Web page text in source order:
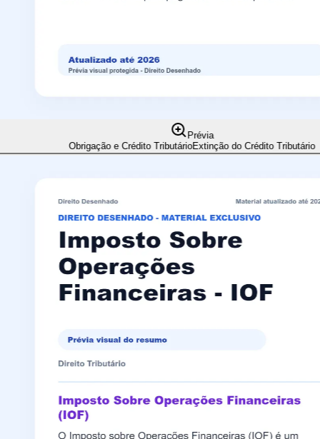
Prévia
Obrigação e Crédito TributárioExtinção do Crédito Tributário